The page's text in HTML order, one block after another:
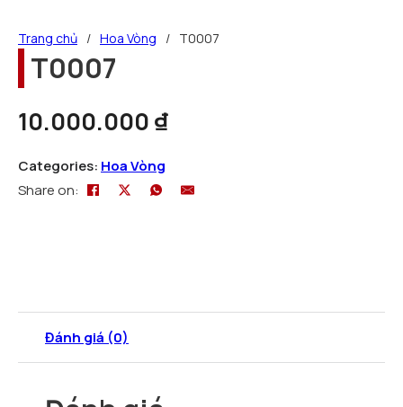
Trang chủ / Hoa Vòng / T0007
T0007
10.000.000₫
Categories: Hoa Vòng
Share on:
Đánh giá (0)